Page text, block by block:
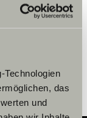
Technologien
das
und